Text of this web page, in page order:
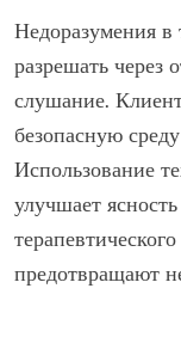
Недоразумения
разрешать
слушание.
безопасную
Использование
улучшает
предотвращают